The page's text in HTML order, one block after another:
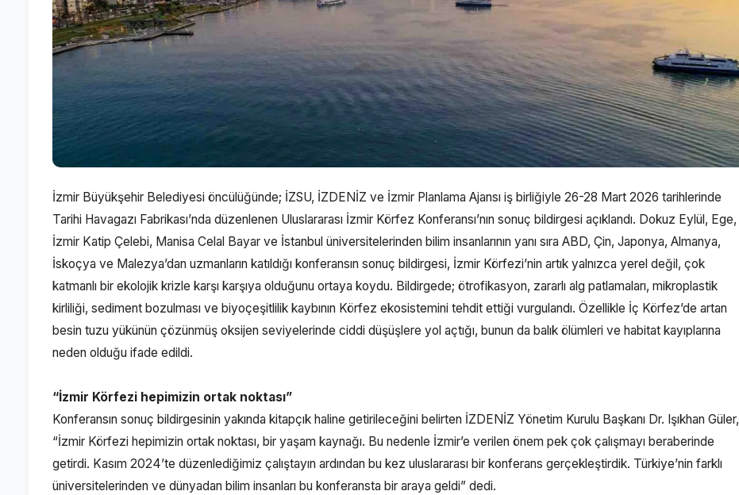
İzmir Büyükşehir Belediyesi öncülüğünde; İZSU, İZDENİZ ve İzmir Planlama Ajansı iş birliğiyle 26-28 Mart 2026 tarihlerinde
Tarihi Havagazı Fabrikası’nda düzenlenen Uluslararası İzmir Körfez Konferansı’nın sonuç bildirgesi açıklandı. Dokuz Eylül, Ege,
İzmir Katip Çelebi, Manisa Celal Bayar ve İstanbul üniversitelerinden bilim insanlarının yanı sıra ABD, Çin, Japonya, Almanya,
İskoçya ve Malezya’dan uzmanların katıldığı konferansın sonuç bildirgesi, İzmir Körfezi’nin artık yalnızca yerel değil, çok
katmanlı bir ekolojik krizle karşı karşıya olduğunu ortaya koydu. Bildirgede; ötrofikasyon, zararlı alg patlamaları, mikroplastik
kirliliği, sediment bozulması ve biyoçeşitlilik kaybının Körfez ekosistemini tehdit ettiği vurgulandı. Özellikle İç Körfez’de artan
besin tuzu yükünün çözünmüş oksijen seviyelerinde ciddi düşüşlere yol açtığı, bunun da balık ölümleri ve habitat kayıplarına
neden olduğu ifade edildi.
“İzmir Körfezi hepimizin ortak noktası”
Konferansın sonuç bildirgesinin yakında kitapçık haline getirileceğini belirten İZDENİZ Yönetim Kurulu Başkanı Dr. Işıkhan Güler,
“İzmir Körfezi hepimizin ortak noktası, bir yaşam kaynağı. Bu nedenle İzmir’e verilen önem pek çok çalışmayı beraberinde
getirdi. Kasım 2024’te düzenlediğimiz çalıştayın ardından bu kez uluslararası bir konferans gerçekleştirdik. Türkiye’nin farklı
üniversitelerinden ve dünyadan bilim insanları bu konferansta bir araya geldi” dedi.